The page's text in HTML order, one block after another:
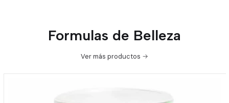
Formulas de Belleza
Ver más productos